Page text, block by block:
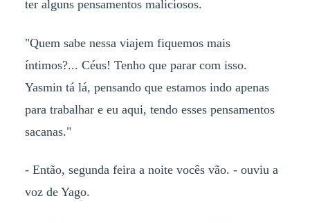
ter alguns pensamentos maliciosos.
"Quem sabe nessa viajem fiquemos mais
íntimos?... Céus! Tenho que parar com isso.
Yasmin tá lá, pensando que estamos indo apenas
para trabalhar e eu aqui, tendo esses pensamentos
sacanas."
- Então, segunda feira a noite vocês vão. - ouviu a
voz de Yago.